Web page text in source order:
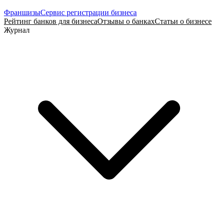
ФраншизыСервис регистрации бизнеса
Рейтинг банков для бизнесаОтзывы о банкахСтатьи о бизнесе
Журнал